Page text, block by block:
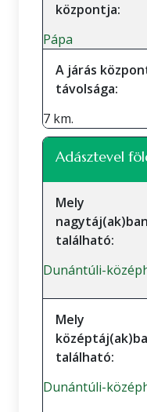
központja:
Pápa
A járás
távolsága:
7 km.
Adásztevel
Mely
nagytáj(ak)ban
található:
Dunántúli-
Mely
található:
Dunántúli-